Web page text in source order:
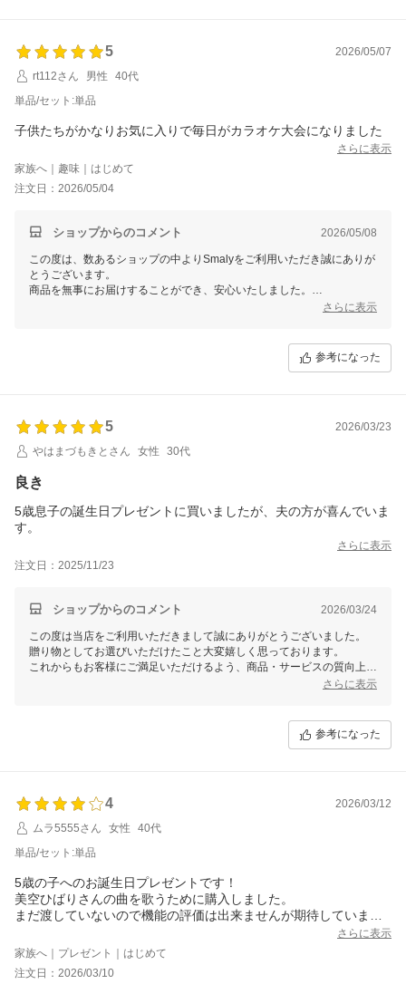
5
2026/05/07
rt112さん
男性
40代
単品/セット:単品
子供たちがかなりお気に入りで毎日がカラオケ大会になりました
さらに表示
家族へ｜趣味｜はじめて
注文日：2026/05/04
ショップからのコメント 2026/05/08
この度は、数あるショップの中よりSmalyをご利用いただき誠にありが
とうございます。
商品を無事にお届けすることができ、安心いたしました。
また、お忙しい中レビューをご記入いただき誠にありがとうございま
またのご来店をスタッフ一同心よりお待ちしております。
さらに表示
参考になった
5
2026/03/23
やはまづもきとさん
女性 30代
良き
5歳息子の誕生日プレゼントに買いましたが、夫の方が喜んでいま
す。
さらに表示
注文日：2025/11/23
ショップからのコメント 2026/03/24
この度は当店をご利用いただきまして誠にありがとうございました。
贈り物としてお選びいただけたこと大変嬉しく思っております。
これからもお客様にご満足いただけるよう、商品・サービスの質向上を
さらに表示
参考になった
4
2026/03/12
ムラ5555さん
女性
40代
単品/セット:単品
5歳の子へのお誕生日プレゼントです！
美空ひばりさんの曲を歌うために購入しました。
まだ渡していないので機能の評価は出来ませんが期待していま
さらに表示
家族へ｜プレゼント｜はじめて
注文日：2026/03/10